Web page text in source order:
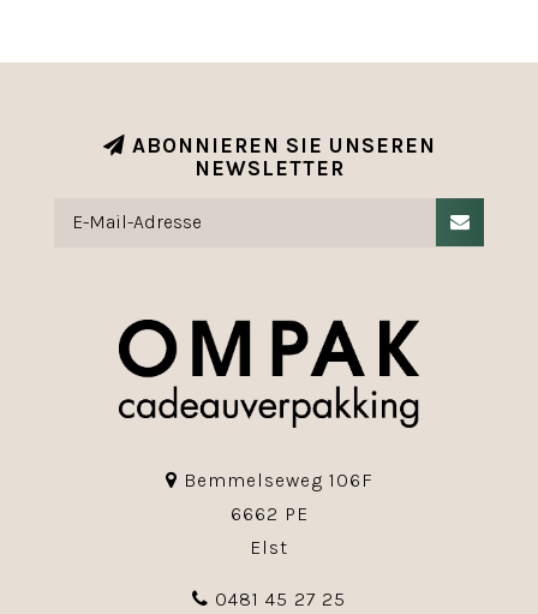
ABONNIEREN SIE UNSEREN
NEWSLETTER
Bemmelseweg 106F
6662 PE
Elst
0481 45 27 25